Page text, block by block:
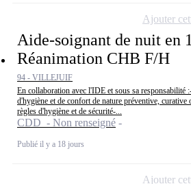
Aide-soignant de nuit en
Réanimation CHB F/H
94 - VILLEJUIF
En collaboration avec l'IDE et sous sa responsabilité
d'hygiène et de confort de nature préventive, curative
règles d'hygiène et de sécurité-...
CDD - Non renseigné
Publié il y a 18 jours
Ajouter
Ajouter